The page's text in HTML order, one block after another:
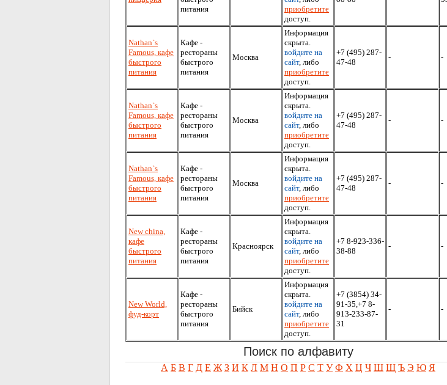
питания
приобретите
доступ.
Nathan`s
Famous, кафе
быстрого
питания
Кафе -
рестораны
быстрого
питания
Москва
Информация
скрыта.
войдите на
сайт, либо
приобретите
доступ.
+7 (495) 287-
47-48
- -
Nathan`s
Famous, кафе
быстрого
питания
Кафе -
рестораны
быстрого
питания
Москва
Информация
скрыта.
войдите на
сайт, либо
приобретите
доступ.
+7 (495) 287-
47-48
- -
Nathan`s
Famous, кафе
быстрого
питания
Кафе -
рестораны
быстрого
питания
Москва
Информация
скрыта.
войдите на
сайт, либо
приобретите
доступ.
+7 (495) 287-
47-48
- -
New china,
кафе
быстрого
питания
Кафе -
рестораны
быстрого
питания
Красноярск
Информация
скрыта.
войдите на
сайт, либо
приобретите
доступ.
+7 8-923-336-
38-88
- -
New World,
фуд-корт
Кафе -
рестораны
быстрого
питания
Бийск
Информация
скрыта.
войдите на
сайт, либо
приобретите
доступ.
+7 (3854) 34-
91-35,+7 8-
913-233-87-
31
- -
Поиск по алфавиту
А Б В Г Д Е Ж З И К Л М Н О П Р С Т У Ф Х Ц Ч Ш Щ Ъ Э Ю Я